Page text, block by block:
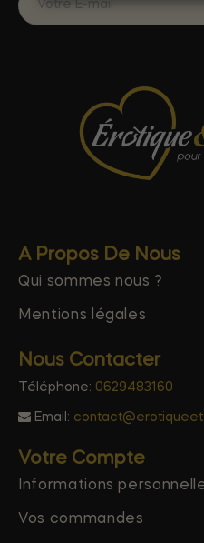
A Propos De Nous
Qui sommes nous ?
Mentions légales
Nous Contacter
Téléphone: 0629483160
Email:
Votre Compte
Informations
Vos commandes